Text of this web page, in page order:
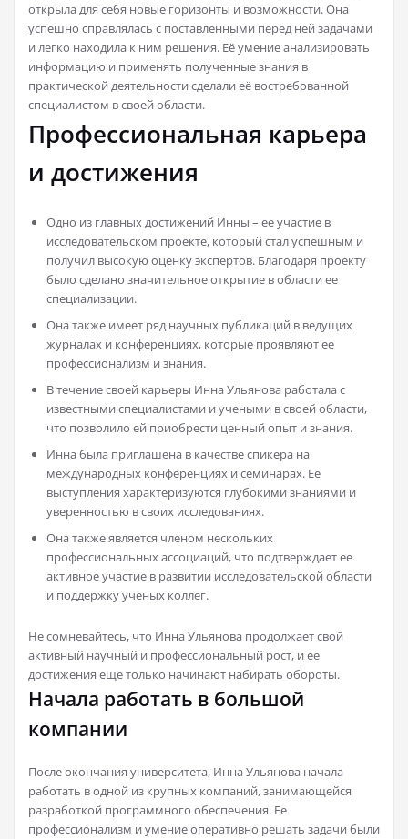
открыла для себя новые горизонты и возможности. Она
успешно справлялась с поставленными перед ней задачами
и легко находила к ним решения. Её умение анализировать
информацию и применять полученные знания в
практической деятельности сделали её востребованной
специалистом в своей области.
Профессиональная карьера
и достижения
Одно из главных достижений Инны – ее участие в
исследовательском проекте, который стал успешным и
получил высокую оценку экспертов. Благодаря проекту
было сделано значительное открытие в области ее
специализации.
Она также имеет ряд научных публикаций в ведущих
журналах и конференциях, которые проявляют ее
профессионализм и знания.
В течение своей карьеры Инна Ульянова работала с
известными специалистами и учеными в своей области,
что позволило ей приобрести ценный опыт и знания.
Инна была приглашена в качестве спикера на
международных конференциях и семинарах. Ее
выступления характеризуются глубокими знаниями и
уверенностью в своих исследованиях.
Она также является членом нескольких
профессиональных ассоциаций, что подтверждает ее
активное участие в развитии исследовательской области
и поддержку ученых коллег.
Не сомневайтесь, что Инна Ульянова продолжает свой
активный научный и профессиональный рост, и ее
достижения еще только начинают набирать обороты.
Начала работать в большой
компании
После окончания университета, Инна Ульянова начала
работать в одной из крупных компаний, занимающейся
разработкой программного обеспечения. Ее
профессионализм и умение оперативно решать задачи были